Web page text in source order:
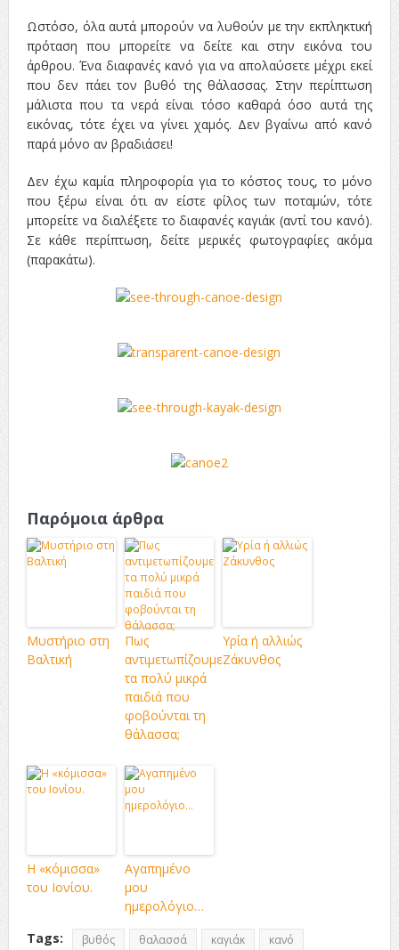
Ωστόσο, όλα αυτά μπορούν να λυθούν με την εκπληκτική
πρόταση που μπορείτε να δείτε και στην εικόνα του
άρθρου. Ένα διαφανές κανό για να απολαύσετε μέχρι εκεί
που δεν πάει τον βυθό της θάλασσας. Στην περίπτωση
μάλιστα που τα νερά είναι τόσο καθαρά όσο αυτά της
εικόνας, τότε έχει να γίνει χαμός. Δεν βγαίνω από κανό
παρά μόνο αν βραδιάσει!
Δεν έχω καμία πληροφορία για το κόστος τους, το μόνο
που ξέρω είναι ότι αν είστε φίλος των ποταμών, τότε
μπορείτε να διαλέξετε το διαφανές καγιάκ (αντί του κανό).
Σε κάθε περίπτωση, δείτε μερικές φωτογραφίες ακόμα
(παρακάτω).
Παρόμοια άρθρα
Μυστήριο στη
Βαλτική
Πως
αντιμετωπίζουμε
τα πολύ μικρά
παιδιά που
φοβούνται τη
θάλασσα;
Υρία ή αλλιώς
Ζάκυνθος
Η «κόμισσα»
του Ιονίου.
Αγαπημένο
μου
ημερολόγιο…
Tags:
βυθός θαλασσά καγιάκ κανό